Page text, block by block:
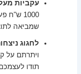
עקביות
1000
שמביאה
לחגוג
תודו